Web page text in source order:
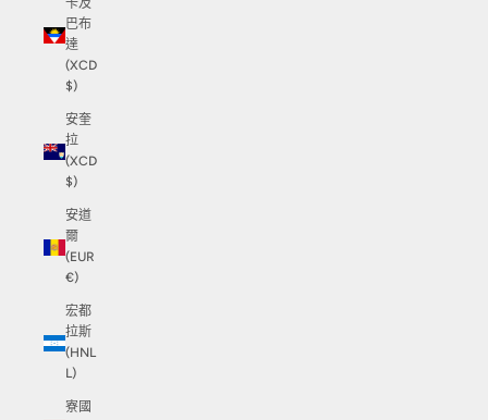
卡及
巴布
達
(XCD
$)
安奎
拉
(XCD
$)
安道
爾
(EUR
€)
宏都
拉斯
(HNL
L)
寮國